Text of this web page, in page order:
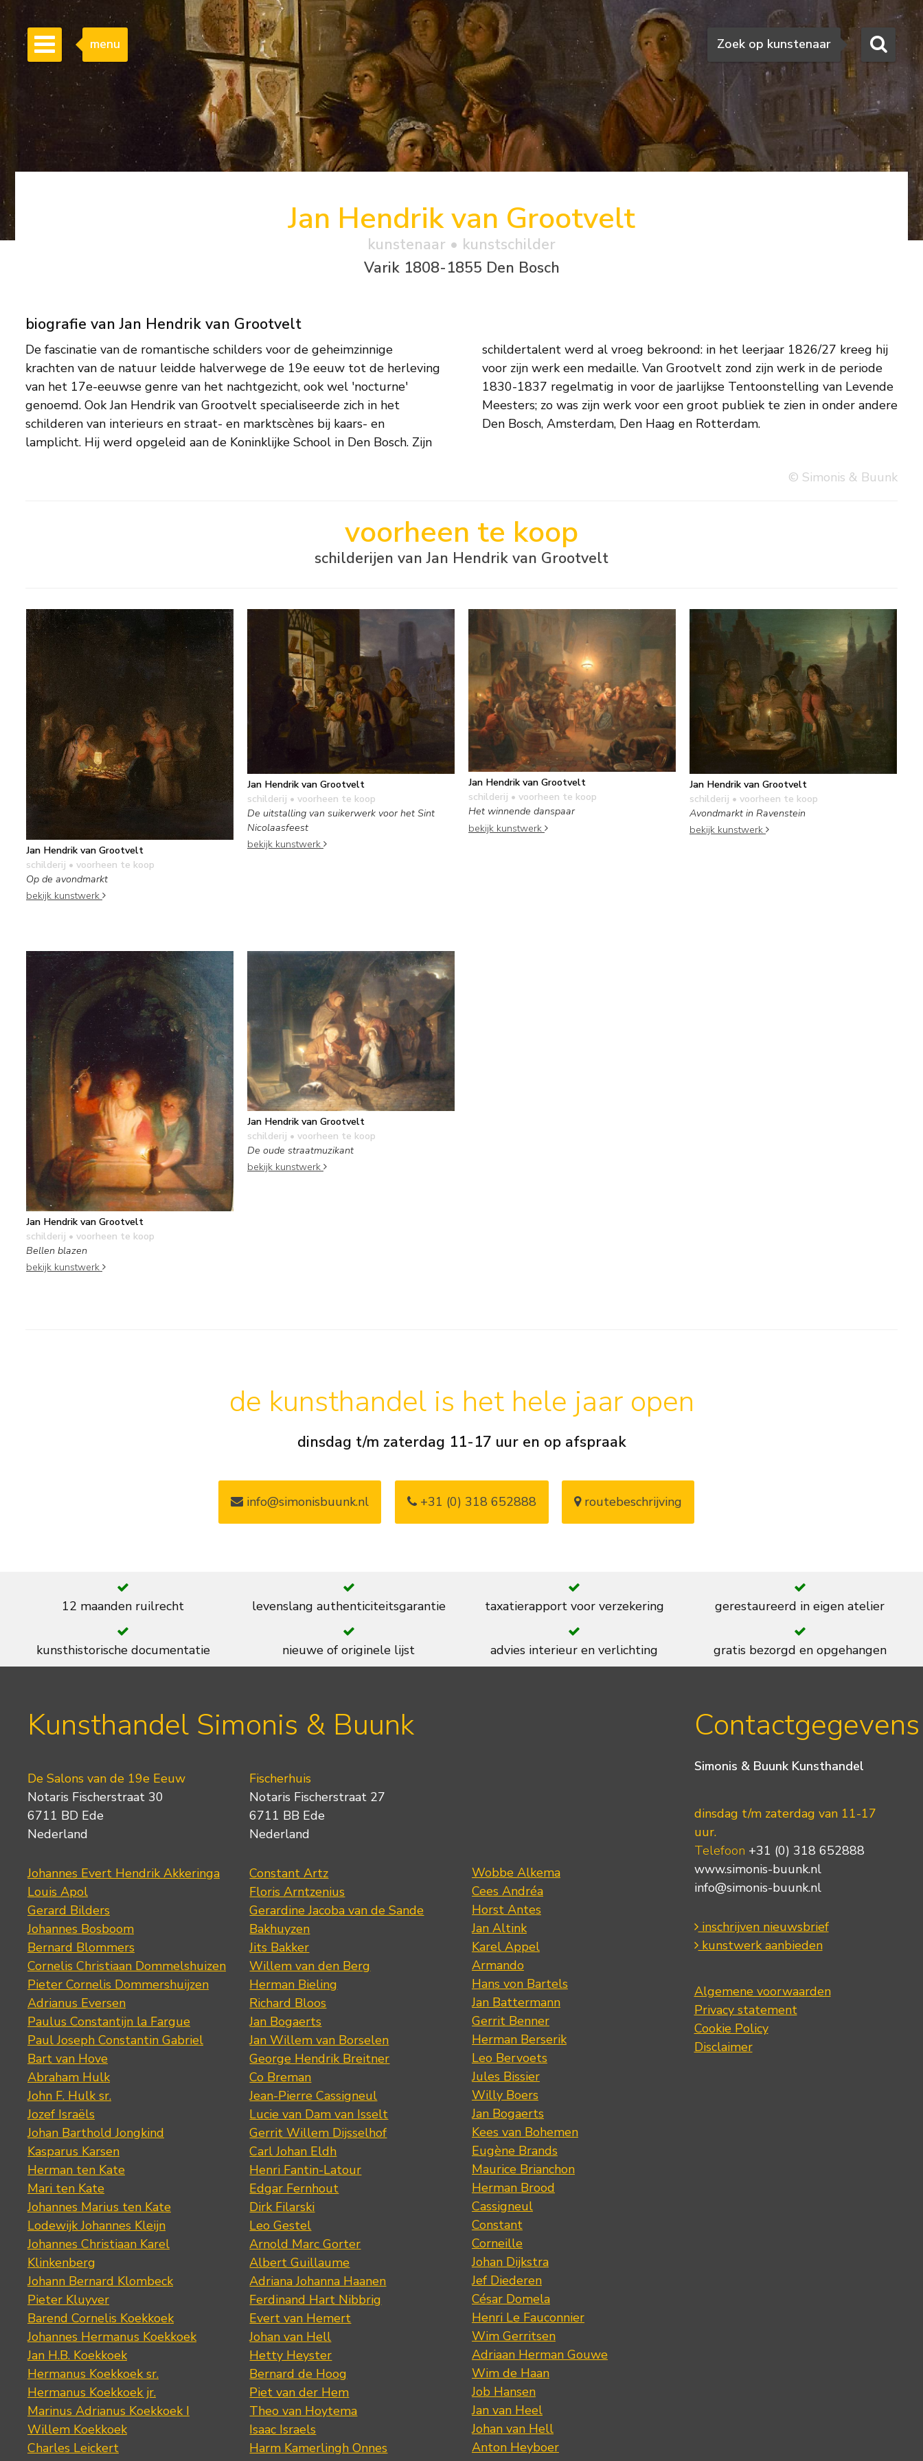
Zoeken
Zoek op kunstenaar
menu
Jan Hendrik van Grootvelt
kunstenaar • kunstschilder
Varik 1808-1855 Den Bosch
biografie van Jan Hendrik van Grootvelt
De fascinatie van de romantische schilders voor de geheimzinnige
krachten van de natuur leidde halverwege de 19e eeuw tot de herleving
van het 17e-eeuwse genre van het nachtgezicht, ook wel 'nocturne'
genoemd. Ook Jan Hendrik van Grootvelt specialiseerde zich in het
schilderen van interieurs en straat- en marktscènes bij kaars- en
lamplicht. Hij werd opgeleid aan de Koninklijke School in Den Bosch. Zijn
schildertalent werd al vroeg bekroond: in het leerjaar 1826/27 kreeg hij
voor zijn werk een medaille. Van Grootvelt zond zijn werk in de periode
1830-1837 regelmatig in voor de jaarlijkse Tentoonstelling van Levende
Meesters; zo was zijn werk voor een groot publiek te zien in onder andere
Den Bosch, Amsterdam, Den Haag en Rotterdam.
© Simonis & Buunk
voorheen te koop
schilderijen van Jan Hendrik van Grootvelt
Jan Hendrik van Grootvelt
schilderij • voorheen te koop
Op de avondmarkt
bekijk kunstwerk
Jan Hendrik van Grootvelt
schilderij • voorheen te koop
De uitstalling van suikerwerk voor het Sint
Nicolaasfeest
bekijk kunstwerk
Jan Hendrik van Grootvelt
schilderij • voorheen te koop
Het winnende danspaar
bekijk kunstwerk
Jan Hendrik van Grootvelt
schilderij • voorheen te koop
Avondmarkt in Ravenstein
bekijk kunstwerk
Jan Hendrik van Grootvelt
schilderij • voorheen te koop
Bellen blazen
bekijk kunstwerk
Jan Hendrik van Grootvelt
schilderij • voorheen te koop
De oude straatmuzikant
bekijk kunstwerk
de kunsthandel is het hele jaar open
dinsdag t/m zaterdag 11-17 uur en op afspraak
info@simonisbuunk.nl +31 (0) 318 652888 routebeschrijving
12 maanden ruilrecht levenslang authenticiteitsgarantie taxatierapport voor verzekering gerestaureerd in eigen atelier
kunsthistorische documentatie nieuwe of originele lijst advies interieur en verlichting gratis bezorgd en opgehangen
Kunsthandel Simonis & Buunk
De Salons van de 19e Eeuw
Notaris Fischerstraat 30
6711 BD Ede
Nederland
Johannes Evert Hendrik Akkeringa
Louis Apol
Gerard Bilders
Johannes Bosboom
Bernard Blommers
Cornelis Christiaan Dommelshuizen
Pieter Cornelis Dommershuijzen
Adrianus Eversen
Paulus Constantijn la Fargue
Paul Joseph Constantin Gabriel
Bart van Hove
Abraham Hulk
John F. Hulk sr.
Jozef Israëls
Johan Barthold Jongkind
Kasparus Karsen
Herman ten Kate
Mari ten Kate
Johannes Marius ten Kate
Lodewijk Johannes Kleijn
Johannes Christiaan Karel
Klinkenberg
Johann Bernard Klombeck
Pieter Kluyver
Barend Cornelis Koekkoek
Johannes Hermanus Koekkoek
Jan H.B. Koekkoek
Hermanus Koekkoek sr.
Hermanus Koekkoek jr.
Marinus Adrianus Koekkoek I
Willem Koekkoek
Charles Leickert
Fischerhuis
Notaris Fischerstraat 27
6711 BB Ede
Nederland
Constant Artz
Floris Arntzenius
Gerardine Jacoba van de Sande
Bakhuyzen
Jits Bakker
Willem van den Berg
Herman Bieling
Richard Bloos
Jan Bogaerts
Jan Willem van Borselen
George Hendrik Breitner
Co Breman
Jean-Pierre Cassigneul
Lucie van Dam van Isselt
Gerrit Willem Dijsselhof
Carl Johan Eldh
Henri Fantin-Latour
Edgar Fernhout
Dirk Filarski
Leo Gestel
Arnold Marc Gorter
Albert Guillaume
Adriana Johanna Haanen
Ferdinand Hart Nibbrig
Evert van Hemert
Johan van Hell
Hetty Heyster
Bernard de Hoog
Piet van der Hem
Theo van Hoytema
Isaac Israels
Harm Kamerlingh Onnes
Wobbe Alkema
Cees Andréa
Horst Antes
Jan Altink
Karel Appel
Armando
Hans von Bartels
Jan Battermann
Gerrit Benner
Herman Berserik
Leo Bervoets
Jules Bissier
Willy Boers
Jan Bogaerts
Kees van Bohemen
Eugène Brands
Maurice Brianchon
Herman Brood
Cassigneul
Constant
Corneille
Johan Dijkstra
Jef Diederen
César Domela
Henri Le Fauconnier
Wim Gerritsen
Adriaan Herman Gouwe
Wim de Haan
Job Hansen
Jan van Heel
Johan van Hell
Anton Heyboer
Contactgegevens
Simonis & Buunk Kunsthandel
dinsdag t/m zaterdag van 11-17
uur.
Telefoon +31 (0) 318 652888
www.simonis-buunk.nl
info@simonis-buunk.nl
inschrijven nieuwsbrief
kunstwerk aanbieden
Algemene voorwaarden
Privacy statement
Cookie Policy
Disclaimer